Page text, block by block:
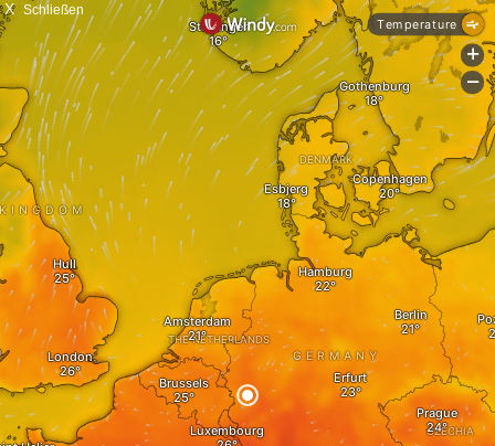
X Schließen